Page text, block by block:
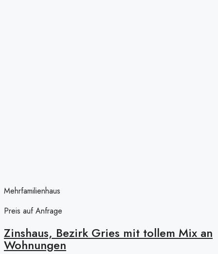
Mehrfamilienhaus
Preis auf Anfrage
Zinshaus, Bezirk Gries mit tollem Mix an
Wohnungen